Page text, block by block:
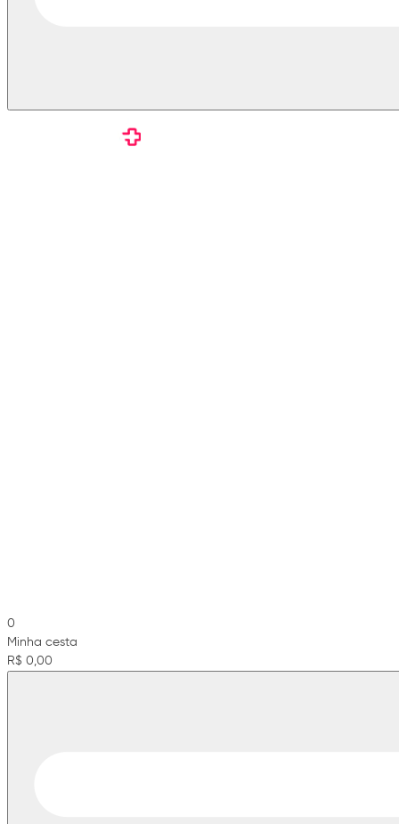
0
Minha cesta
R$ 0,00